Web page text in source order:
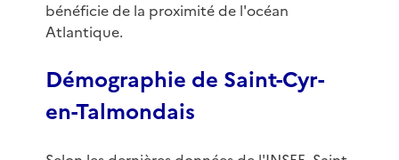
bénéficie de la proximité de l'océan
Atlantique.
Démographie de Saint-Cyr-
en-Talmondais